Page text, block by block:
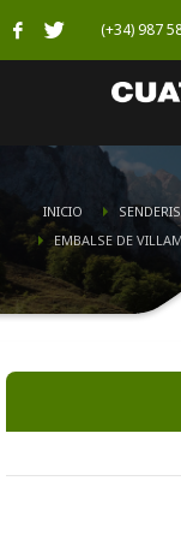
(+34) 987
INICIO
EMBALSE DE